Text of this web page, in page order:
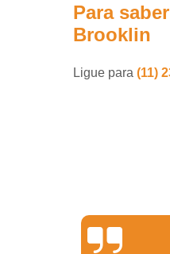
Para
Brooklin
Ligue para (11)